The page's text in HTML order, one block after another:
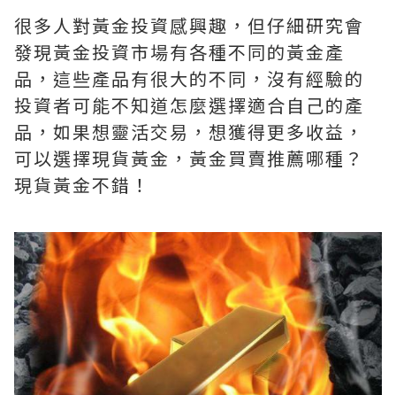
很多人對黃金投資感興趣，但仔細研究會
發現黃金投資市場有各種不同的黃金產
品，這些產品有很大的不同，沒有經驗的
投資者可能不知道怎麼選擇適合自己的產
品，如果想靈活交易，想獲得更多收益，
可以選擇現貨黃金，黃金買賣推薦哪種？
現貨黃金不錯！